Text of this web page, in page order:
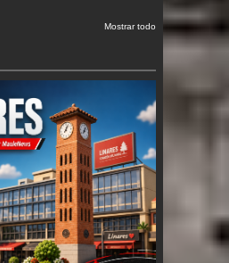
Mostrar todo